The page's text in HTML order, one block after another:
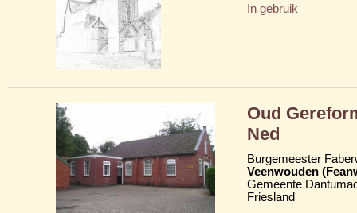
In gebruik
Oud
Ned
Burgemeester
Veenwouden
Gemeente
Friesland